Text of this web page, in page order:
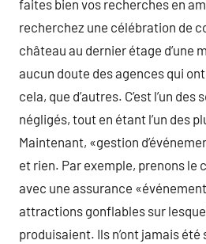
faites bien vos recherches en
recherchez une célébration de
château au dernier étage d’une
aucun doute des agences qui ont
cela, que d’autres. C’est l’un
négligés, tout en étant l’un des
Maintenant, «gestion
et rien. Par exemple, prenons le
avec une assurance
attractions gonflables sur
produisaient. Ils n’ont jamais